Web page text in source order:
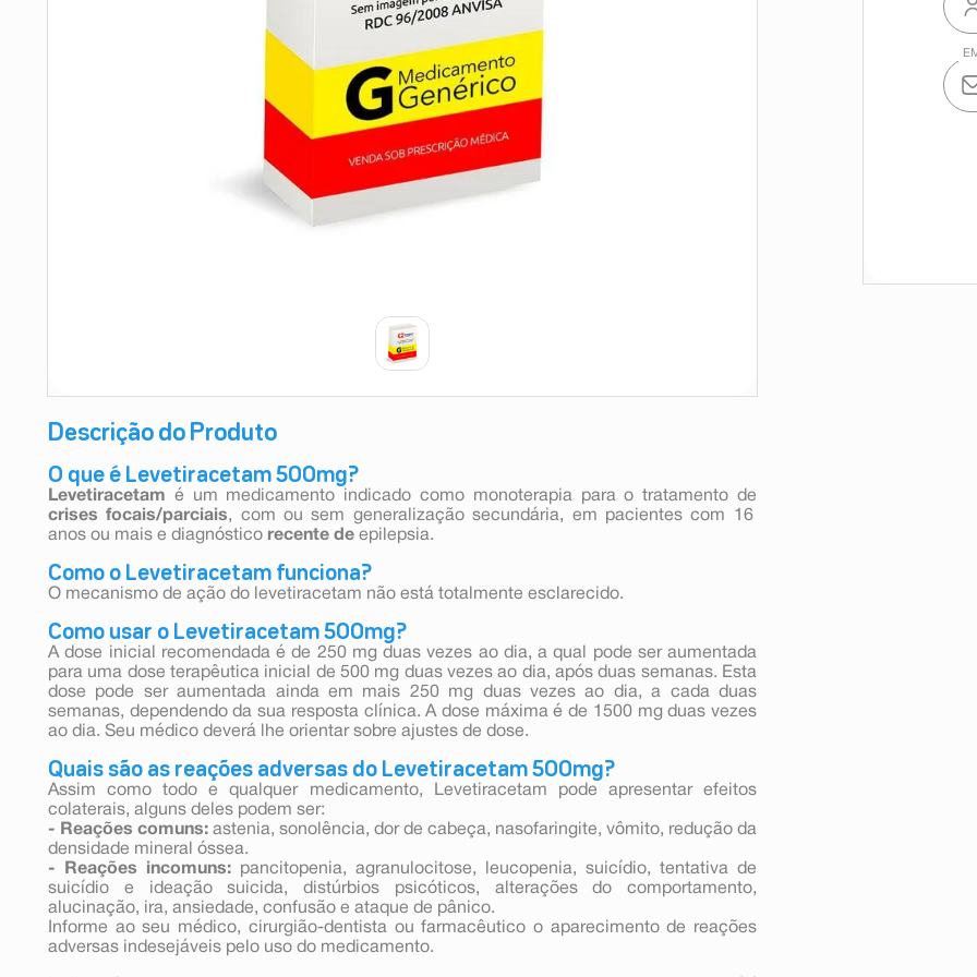
Descrição do Produto
O que é Levetiracetam 500mg?
Levetiracetam é um medicamento indicado como monoterapia para o tratamento de
crises focais/parciais, com ou sem generalização secundária, em pacientes com 16
anos ou mais e diagnóstico recente de epilepsia.
Como o Levetiracetam funciona?
O mecanismo de ação do levetiracetam não está totalmente esclarecido.
Como usar o Levetiracetam 500mg?
A dose inicial recomendada é de 250 mg duas vezes ao dia, a qual pode ser aumentada
para uma dose terapêutica inicial de 500 mg duas vezes ao dia, após duas semanas. Esta
dose pode ser aumentada ainda em mais 250 mg duas vezes ao dia, a cada duas
semanas, dependendo da sua resposta clínica. A dose máxima é de 1500 mg duas vezes
ao dia. Seu médico deverá lhe orientar sobre ajustes de dose.
Quais são as reações adversas do Levetiracetam 500mg?
Assim como todo e qualquer medicamento, Levetiracetam pode apresentar efeitos
colaterais, alguns deles podem ser:
- Reações comuns: astenia, sonolência, dor de cabeça, nasofaringite, vômito, redução da
densidade mineral óssea.
- Reações incomuns: pancitopenia, agranulocitose, leucopenia, suicídio, tentativa de
suicídio e ideação suicida, distúrbios psicóticos, alterações do comportamento,
alucinação, ira, ansiedade, confusão e ataque de pânico.
Informe ao seu médico, cirurgião-dentista ou farmacêutico o aparecimento de reações
adversas indesejáveis pelo uso do medicamento.
absorvente
10